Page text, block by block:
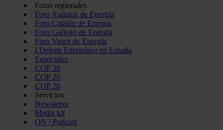
Foros regionales
Foro Andaluz de Energía
Foro Catalán de Energía
Foro Gallego de Energía
Foro Vasco de Energía
I Debate Energético en España
Especiales
COP 30
COP 29
COP 28
Servicios
Newsletter
Media kit
ON | Podcast